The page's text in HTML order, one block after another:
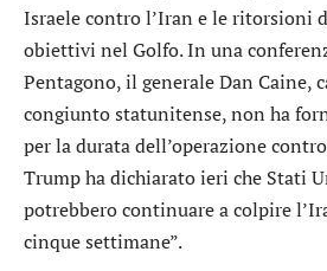
Israele contro l’Iran e le ritorsioni
obiettivi nel Golfo. In una
Pentagono, il generale Dan Caine,
congiunto statunitense, non ha
per la durata dell’operazione
Trump ha dichiarato ieri che Stati
potrebbero continuare a colpire
cinque settimane”.